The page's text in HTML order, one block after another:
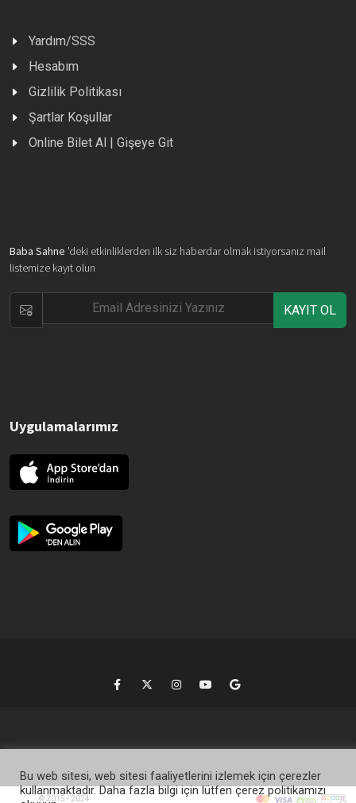
Yardım/SSS
Hesabım
Gizlilik Politikası
Şartlar Koşullar
Online Bilet Al | Gişeye Git
Baba Sahne 'deki etkinliklerden ilk siz haberdar olmak istiyorsanız mail
listemize kayıt olun
KAYIT OL
Uygulamalarımız
© 2015 - 2024
Bu web sitesi, web sitesi faaliyetlerini izlemek için çerezler
kullanmaktadır. Daha fazla bilgi için lütfen çerez politikamızı